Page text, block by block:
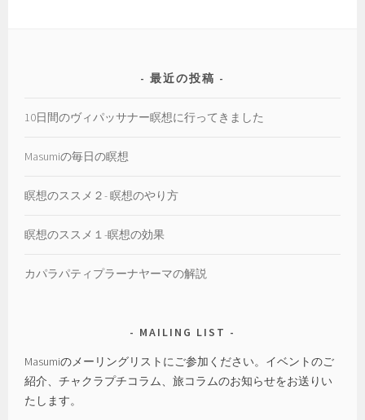
最近の投稿
10日間のヴィパッサナー瞑想に行ってきました
Masumiの毎日の瞑想
瞑想のススメ２- 瞑想のやり方
瞑想のススメ１-瞑想の効果
カパラパティプラーナヤーマの解説
MAILING LIST
Masumiのメーリングリストにご参加ください。イベントのご
紹介、チャクラプチコラム、旅コラムのお知らせをお送りい
たします。